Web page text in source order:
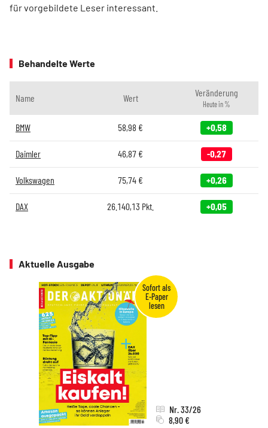
für vorgebildete Leser interessant.
Behandelte Werte
Name Wert Veränderung
Heute in %
BMW 58,98 € +0,58
Daimler 46,87 € -0,27
Volkswagen 75,74 € +0,26
DAX 26.140,13 Pkt. +0,05
Aktuelle Ausgabe
Nr. 33/26
8,90 €